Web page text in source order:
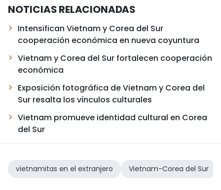
NOTICIAS RELACIONADAS
Intensifican Vietnam y Corea del Sur
cooperación económica en nueva coyuntura
Vietnam y Corea del Sur fortalecen cooperación
económica
Exposición fotográfica de Vietnam y Corea del
Sur resalta los vínculos culturales
Vietnam promueve identidad cultural en Corea
del Sur
vietnamitas en el extranjero Vietnam-Corea del Sur